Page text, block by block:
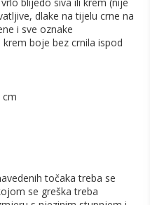
blijedo siva ili krem ​​(nije
dlake na tijelu crne na
i sve oznake
​​boje bez crnila ispod
cm
točaka treba se
se greška treba